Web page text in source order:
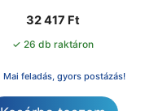
32 417 Ft
✓ 26 db raktáron
Mai feladás, gyors postázás!